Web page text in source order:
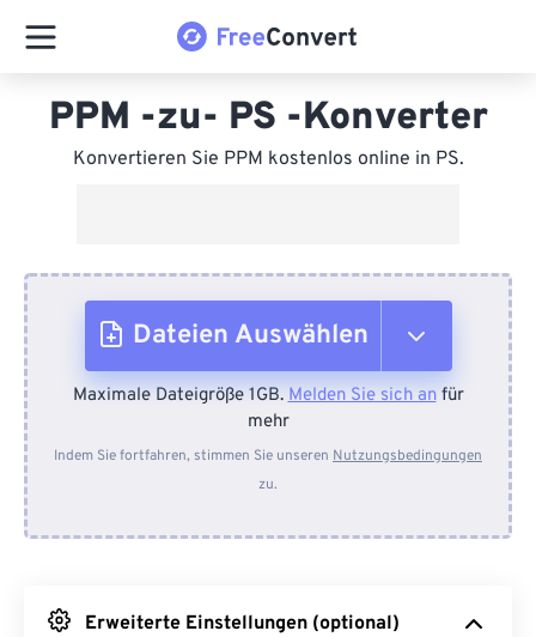
PPM -zu- PS -Konverter
Konvertieren Sie PPM kostenlos online in PS.
Dateien Auswählen
Vom Gerät
Von Dropbox
Maximale Dateigröße 1GB.Melden Sie sich anfür
mehr
Indem Sie fortfahren, stimmen Sie unseren Nutzungsbedingungen
zu.
Erweiterte Einstellungen (optional)